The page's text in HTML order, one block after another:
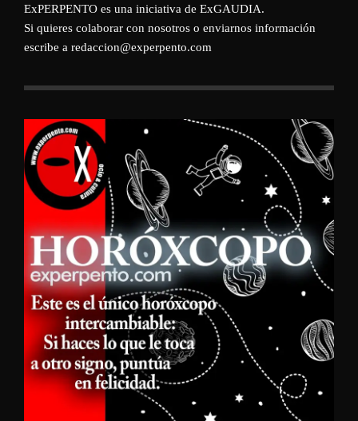
ExPERPENTO es una iniciativa de ExGAUDIA.
Si quieres colaborar con nosotros o enviarnos información
escribe a redaccion@experpento.com